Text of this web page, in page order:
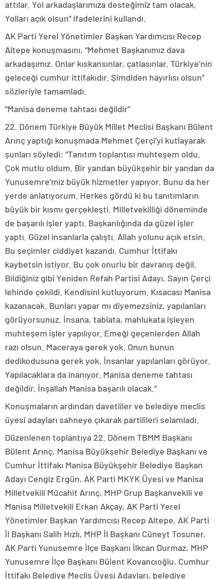
attılar. Yol arkadaşlarımıza desteğimiz tam olacak.
Yolları açık olsun” ifadelerini kullandı.
AK Parti Yerel Yönetimler Başkan Yardımcısı Recep
Altepe konuşmasını, “Mehmet Başkanımız dava
arkadaşımız. Onlar kıskansınlar, çatlasınlar. Türkiye’nin
geleceği cumhur ittifakıdır. Şimdiden hayırlısı olsun”
sözleriyle tamamladı.
“Manisa deneme tahtası değildir”
22. Dönem Türkiye Büyük Millet Meclisi Başkanı Bülent
Arınç yaptığı konuşmada Mehmet Çerçi’yi kutlayarak
şunları söyledi: “Tanıtım toplantısı muhteşem oldu.
Çok mutlu oldum. Bir yandan büyükşehir bir yandan da
Yunusemre’miz büyük hizmetler yapıyor. Bunu da her
yerde anlatıyorum. Herkes gördü ki bu tanıtımların
büyük bir kısmı gerçekleşti. Milletvekilliği döneminde
de başarılı işler yaptı. Başkanlığında da güzel işler
yaptı. Güzel insanlarla çalıştı. Allah yolunu açık etsin.
Bu seçimler ciddiyet kazandı. Cumhur İttifakı
kaybetsin istiyor. Bu çok onurlu bir davranış değil.
Bildiğiniz gibi Yeniden Refah Partisi Adayı, Sayın Çerçi
lehinde çekildi. Kendisini kutluyorum. Kısacası Manisa
kazanacak. Bunları yapar mı diyemezsiniz, yapılanları
görüyorsunuz. İnsana, tabiata, mahlukata işleyen
muhteşem işler yapılıyor. Emeği geçenlerden Allah
razı olsun. Maceraya gerek yok. Onun bunun
dedikodusuna gerek yok. İnsanlar yapılanları görüyor.
Yapılacaklara da inanıyor. Manisa deneme tahtası
değildir. İnşallah Manisa başarılı olacak.”
Konuşmaların ardından davetliler ve belediye meclis
üyesi adayları sahneye çıkarak partilileri selamladı.
Düzenlenen toplantıya 22. Dönem TBMM Başkanı
Bülent Arınç, Manisa Büyükşehir Belediye Başkanı ve
Cumhur İttifakı Manisa Büyükşehir Belediye Başkan
Adayı Cengiz Ergün, AK Parti MKYK Üyesi ve Manisa
Milletvekili Mücahit Arınç, MHP Grup Başkanvekili ve
Manisa Milletvekili Erkan Akçay, AK Parti Yerel
Yönetimler Başkan Yardımcısı Recep Altepe, AK Parti
İl Başkanı Salih Hızlı, MHP İl Başkanı Cüneyt Tosuner,
AK Parti Yunusemre İlçe Başkanı İlkcan Durmaz, MHP
Yunusemre İlçe Başkanı Bülent Kovancıoğlu, Cumhur
İttifakı Belediye Meclis Üyesi Adayları, belediye